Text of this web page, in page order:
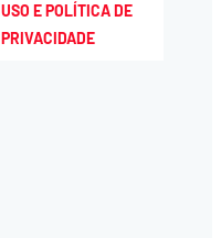
USO E POLÍTICA DE
PRIVACIDADE